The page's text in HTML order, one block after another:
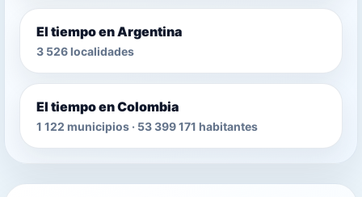
El tiempo en Argentina
3 526 localidades
El tiempo en Colombia
1 122 municipios · 53 399 171 habitantes